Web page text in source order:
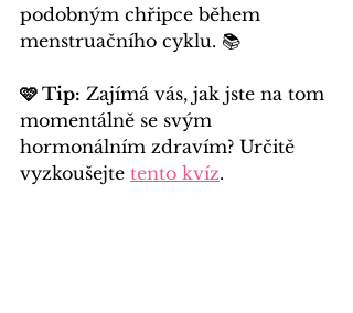
podobným chřipce během
menstruačního cyklu. 📚
🩷 Tip: Zajímá vás, jak jste na tom
momentálně se svým
hormonálním zdravím? Určitě
vyzkoušejte tento kvíz.